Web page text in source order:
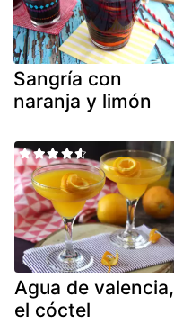
Sangría con
naranja y limón
Agua de valencia,
el cóctel